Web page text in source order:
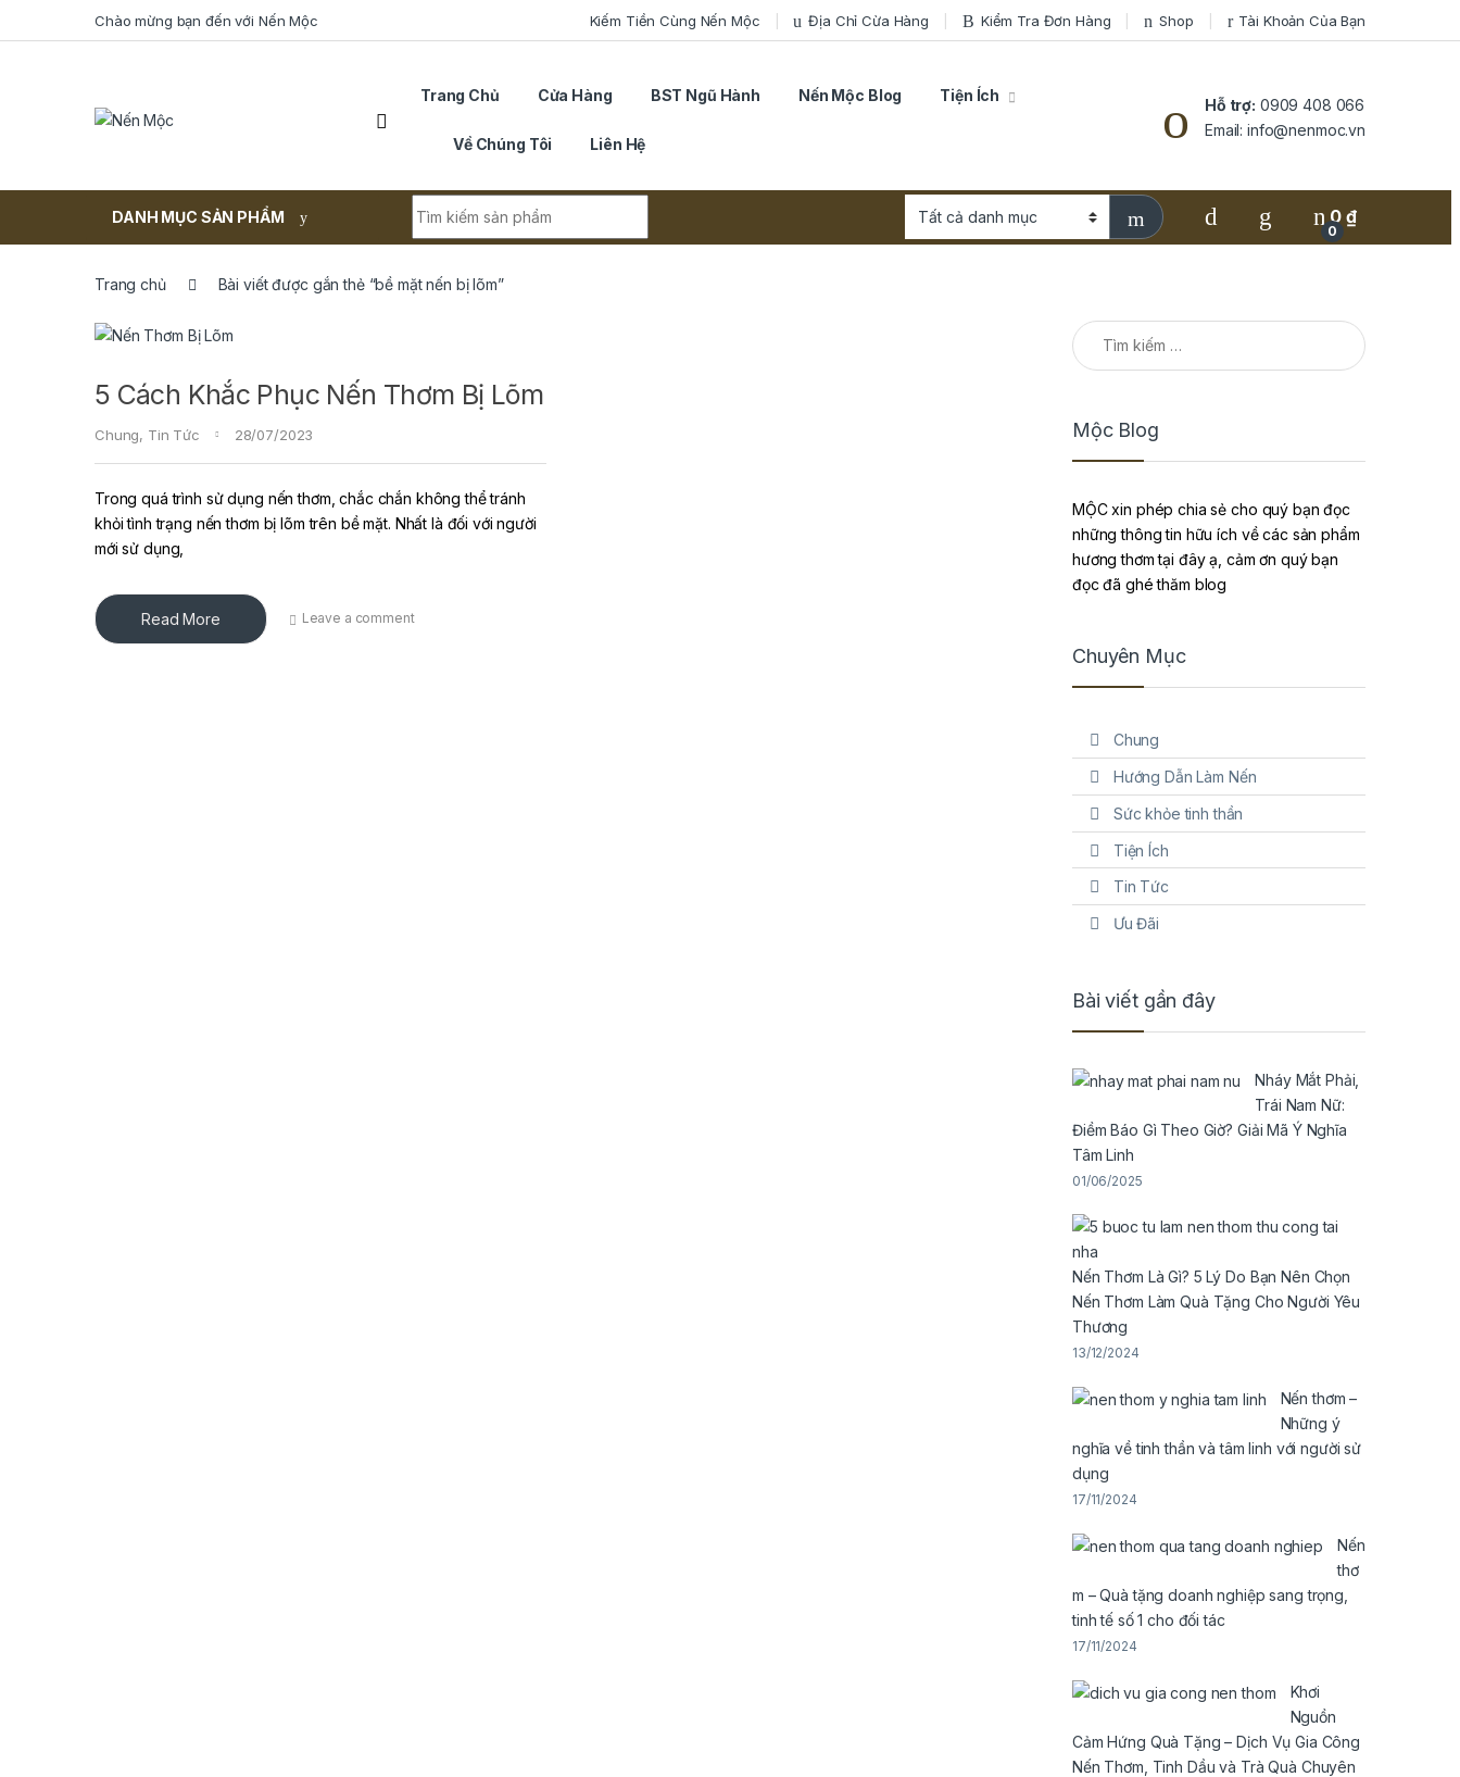
Skip to navigationChào mừng bạn đến với Nến Mộc Kiếm Tiền Cùng Nến Mộc Địa Chỉ Cừa Hàng Kiểm Tra Đơn Hàng Shop Tài Khoản Của Bạn
Trang Chủ Cửa Hàng BST Ngũ Hành Nến Mộc Blog Tiện Ích
Về Chúng Tôi Liên Hệ
Hỗ trợ: 0909 408 066
Email: info@nenmoc.vn
DANH MỤC SẢN PHẨM
0
0₫
Trang chủ Bài viết được gắn thẻ “bề mặt nến bị lõm”
5 Cách Khắc Phục Nến Thơm Bị Lõm
Chung, Tin Tức 28/07/2023
Trong quá trình sử dụng nến thơm, chắc chắn không thể tránh
khỏi tình trạng nến thơm bị lõm trên bề mặt. Nhất là đối với người
mới sử dụng,
Read More Leave a comment
Tìm kiếm cho:
Mộc Blog
MỘC xin phép chia sẻ cho quý bạn đọc
những thông tin hữu ích về các sản phẩm
hương thơm tại đây ạ, cảm ơn quý bạn
đọc đã ghé thăm blog
Chuyên Mục
Chung
Hướng Dẫn Làm Nến
Sức khỏe tinh thần
Tiện Ích
Tin Tức
Ưu Đãi
Bài viết gần đây
Nháy Mắt Phải,
Trái Nam Nữ:
Điềm Báo Gì Theo Giờ? Giải Mã Ý Nghĩa
Tâm Linh
01/06/2025
Nến Thơm Là Gì? 5 Lý Do Bạn Nên Chọn
Nến Thơm Làm Quà Tặng Cho Người Yêu
Thương
13/12/2024
Nến thơm –
Những ý
nghĩa về tinh thần và tâm linh với người sử
dụng
17/11/2024
Nến
thơ
m – Quà tặng doanh nghiệp sang trọng,
tinh tế số 1 cho đối tác
17/11/2024
Khơi
Nguồn
Cảm Hứng Quà Tặng – Dịch Vụ Gia Công
Nến Thơm, Tinh Dầu và Trà Quà Chuyên